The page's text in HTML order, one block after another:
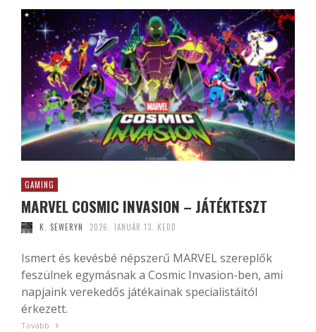
GAMING
MARVEL COSMIC INVASION – JÁTÉKTESZT
K. SEWERYN 2026. JANUÁR 13. KEDD
Ismert és kevésbé népszerű MARVEL szereplők
feszülnek egymásnak a Cosmic Invasion-ben, ami
napjaink verekedős játékainak specialistáitól
érkezett.
Tovább